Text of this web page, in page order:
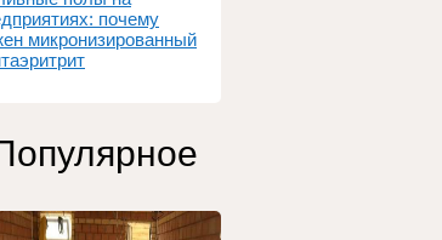
почему
микронизированный